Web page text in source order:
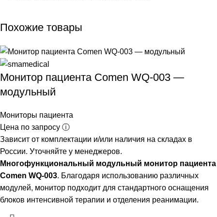
Похожие товары
Монитор пациента Comen WQ-003 —
модульный
Мониторы пациента
Цена по запросу ⓘ
Зависит от комплектации и/или наличия на складах в
России. Уточняйте у менеджеров.
Многофункциональный модульный монитор пациента
Comen WQ-003. Благодаря использованию различных
модулей, монитор подходит для стандартного оснащения
блоков интенсивной терапии и отделения реанимации.